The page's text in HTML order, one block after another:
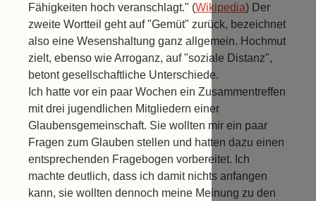
Fähigkeiten hoch veranschlagt." (Wikipedia) Der
zweite Wortteil geht auf "Gemüt" zurück, bezeichnet
also eine Wesenshaltung ganz allgemein. Hochmut
zielt, ebenso wie Arroganz, auf "soziale Distanz",
betont gesellschaftliche Unterschiede.
Ich hatte vor ein paar Wochen ein Zusammentreffen
mit drei jugendlichen Mitgliedern einer
Glaubensgemeinschaft. Sie wollten mir ein paar
Fragen zum Glauben stellen und hatten dazu einen
entsprechenden Fragebogen vorbereitet. Ich
machte deutlich, dass ich damit nichts anfangen
kann, sie wollten dennoch meine Meinung zu den